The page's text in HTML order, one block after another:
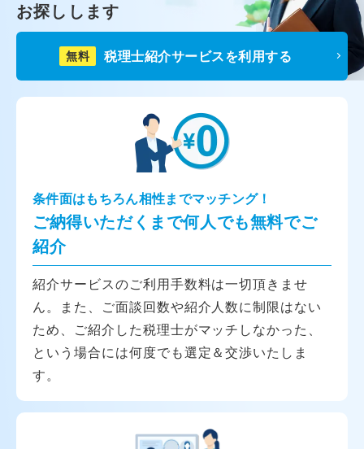
お探しします
無料 税理士紹介サービスを利用する
条件面はもちろん相性までマッチング！
ご納得いただくまで何人でも無料でご
紹介
紹介サービスのご利用手数料は一切頂きませ
ん。また、ご面談回数や紹介人数に制限はない
ため、ご紹介した税理士がマッチしなかった、
という場合には何度でも選定＆交渉いたしま
す。